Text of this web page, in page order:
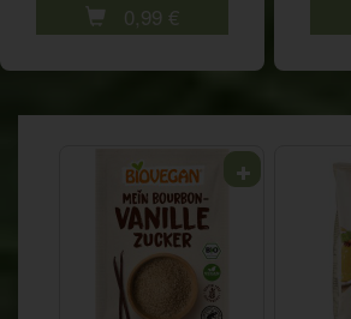
0,99 €